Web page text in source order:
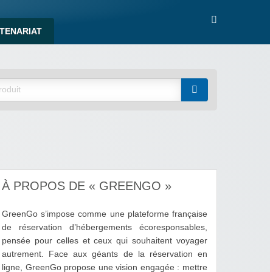
À PROPOS DE « GREENGO »
GreenGo s’impose comme une plateforme française
de réservation d’hébergements écoresponsables,
pensée pour celles et ceux qui souhaitent voyager
autrement. Face aux géants de la réservation en
ligne, GreenGo propose une vision engagée : mettre